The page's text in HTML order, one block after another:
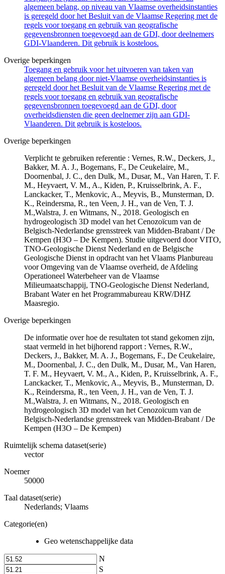
algemeen belang, op niveau van Vlaamse overheidsinstanties
is geregeld door het Besluit van de Vlaamse Regering met de
regels voor toegang en gebruik van geografische
gegevensbronnen toegevoegd aan de GDI, door deelnemers
GDI-Vlaanderen. Dit gebruik is kosteloos.
Overige beperkingen
Toegang en gebruik voor het uitvoeren van taken van
algemeen belang door niet-Vlaamse overheidsinstanties is
geregeld door het Besluit van de Vlaamse Regering met de
regels voor toegang en gebruik van geografische
gegevensbronnen toegevoegd aan de GDI, door
overheidsdiensten die geen deelnemer zijn aan GDI-
Vlaanderen. Dit gebruik is kosteloos.
Overige beperkingen
Verplicht te gebruiken referentie : Vernes, R.W., Deckers, J.,
Bakker, M. A. J., Bogemans, F., De Ceukelaire, M.,
Doornenbal, J. C., den Dulk, M., Dusar, M., Van Haren, T. F.
M., Heyvaert, V. M., A., Kiden, P., Kruisselbrink, A. F.,
Lanckacker, T., Menkovic, A., Meyvis, B., Munsterman, D.
K., Reindersma, R., ten Veen, J. H., van de Ven, T. J.
M.,Walstra, J. en Witmans, N., 2018. Geologisch en
hydrogeologisch 3D model van het Cenozoïcum van de
Belgisch-Nederlandse grensstreek van Midden-Brabant / De
Kempen (H3O – De Kempen). Studie uitgevoerd door VITO,
TNO-Geologische Dienst Nederland en de Belgische
Geologische Dienst in opdracht van het Vlaams Planbureau
voor Omgeving van de Vlaamse overheid, de Afdeling
Operationeel Waterbeheer van de Vlaamse
Milieumaatschappij, TNO-Geologische Dienst Nederland,
Brabant Water en het Programmabureau KRW/DHZ
Maasregio.
Overige beperkingen
De informatie over hoe de resultaten tot stand gekomen zijn,
staat vermeld in het bijhorend rapport : Vernes, R.W.,
Deckers, J., Bakker, M. A. J., Bogemans, F., De Ceukelaire,
M., Doornenbal, J. C., den Dulk, M., Dusar, M., Van Haren,
T. F. M., Heyvaert, V. M., A., Kiden, P., Kruisselbrink, A. F.,
Lanckacker, T., Menkovic, A., Meyvis, B., Munsterman, D.
K., Reindersma, R., ten Veen, J. H., van de Ven, T. J.
M.,Walstra, J. en Witmans, N., 2018. Geologisch en
hydrogeologisch 3D model van het Cenozoïcum van de
Belgisch-Nederlandse grensstreek van Midden-Brabant / De
Kempen (H3O – De Kempen)
Ruimtelijk schema dataset(serie)
vector
Noemer
50000
Taal dataset(serie)
Nederlands; Vlaams
Categorie(en)
Geo wetenschappelijke data
N
S